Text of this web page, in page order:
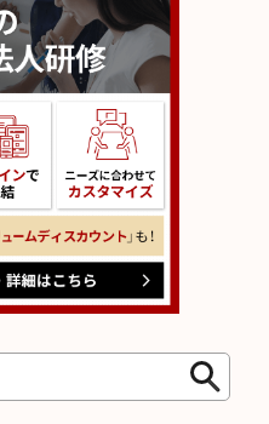
検